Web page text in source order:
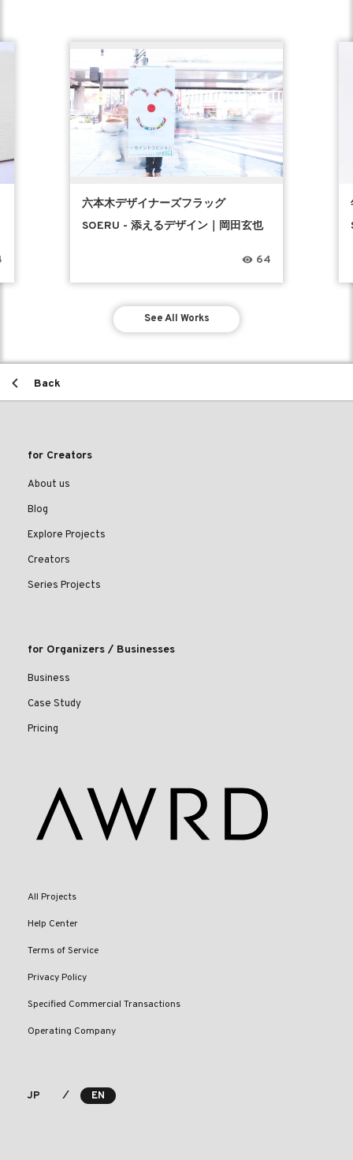
六本木デザイナーズフラッグ
SOERU - 添えるデザイン｜岡田玄也
64
See All Works
Back
for Creators
About us
Blog
Explore Projects
Creators
Series Projects
for Organizers / Businesses
Business
Case Study
Pricing
All Projects
Help Center
Terms of Service
Privacy Policy
Specified Commercial Transactions
Operating Company
JP ⁄ EN